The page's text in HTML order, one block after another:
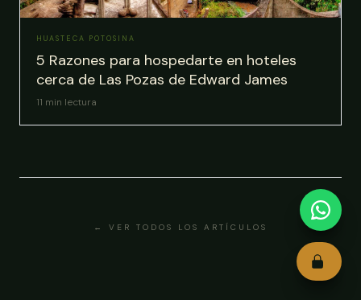
HUASTECA POTOSINA
5 Razones para hospedarte en hoteles
cerca de Las Pozas de Edward James
11 min lectura
← VER TODOS LOS ARTÍCULOS